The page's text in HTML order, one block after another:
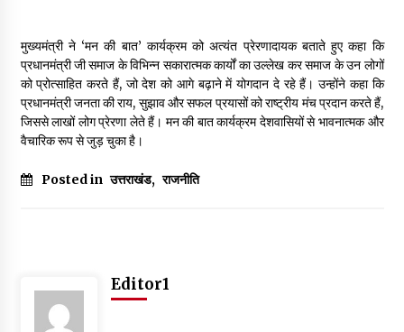
मुख्यमंत्री ने ‘मन की बात’ कार्यक्रम को अत्यंत प्रेरणादायक बताते हुए कहा कि
प्रधानमंत्री जी समाज के विभिन्न सकारात्मक कार्यों का उल्लेख कर समाज के उन लोगों
को प्रोत्साहित करते हैं, जो देश को आगे बढ़ाने में योगदान दे रहे हैं। उन्होंने कहा कि
प्रधानमंत्री जनता की राय, सुझाव और सफल प्रयासों को राष्ट्रीय मंच प्रदान करते हैं,
जिससे लाखों लोग प्रेरणा लेते हैं। मन की बात कार्यक्रम देशवासियों से भावनात्मक और
वैचारिक रूप से जुड़ चुका है।
Posted in उत्तराखंड, राजनीति
Editor1